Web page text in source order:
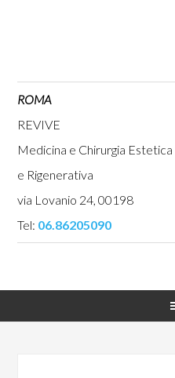
ROMA
REVIVE
Medicina e Chirurgia Estetica
e Rigenerativa
via Lovanio 24, 00198
Tel: 06.86205090